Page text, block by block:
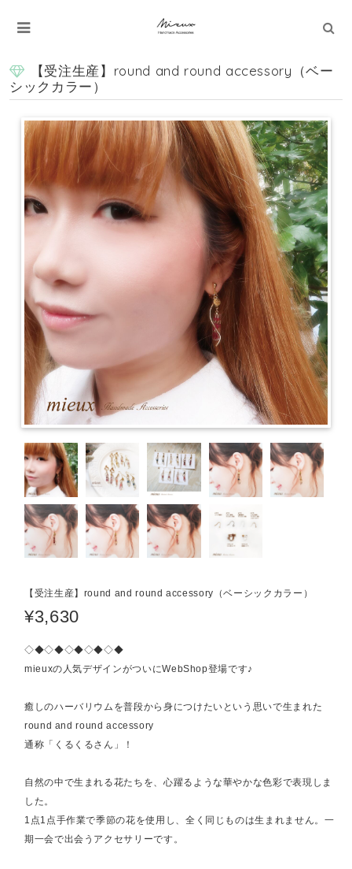
【受注生産】round and round accessory（ベー
シックカラー）
【受注生産】round and round accessory（ベーシックカラー）
¥3,630
◇◆◇◆◇◆◇◆◇◆
mieuxの人気デザインがついにWebShop登場です♪
癒しのハーバリウムを普段から身につけたいという思いで生まれた
round and round accessory
通称「くるくるさん」！
自然の中で生まれる花たちを、心躍るような華やかな色彩で表現しま
した。
1点1点手作業で季節の花を使用し、全く同じものは生まれません。一
期一会で出会うアクセサリーです。